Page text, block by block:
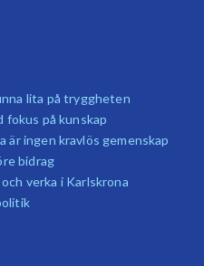
lita på tryggheten
fokus på kunskap
ingen kravlös gemenskap
bidrag
verka i Karlskrona